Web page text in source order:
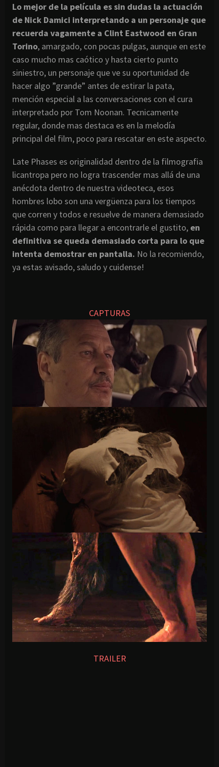
Lo mejor de la película es sin dudas la actuación
de Nick Damici interpretando a un personaje que
recuerda vagamente a Clint Eastwood en Gran
Torino, amargado, con pocas pulgas, aunque en este
caso mucho mas caótico y hasta cierto punto
siniestro, un personaje que ve su oportunidad de
hacer algo ”grande” antes de estirar la pata,
mención especial a las conversaciones con el cura
interpretado por Tom Noonan. Tecnicamente
regular, donde mas destaca es en la melodía
principal del film, poco para rescatar en este aspecto.
Late Phases es originalidad dentro de la filmografia
licantropa pero no logra trascender mas allá de una
anécdota dentro de nuestra videoteca, esos
hombres lobo son una vergüenza para los tiempos
que corren y todos e resuelve de manera demasiado
rápida como para llegar a encontrarle el gustito, en
definitiva se queda demasiado corta para lo que
intenta demostrar en pantalla. No la recomiendo,
ya estas avisado, saludo y cuidense!
CAPTURAS
TRAILER